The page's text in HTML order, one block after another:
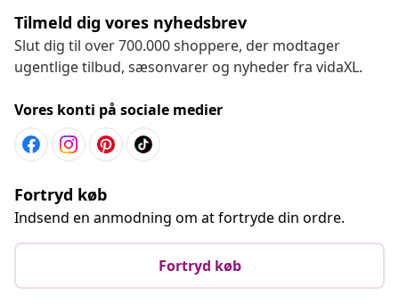
Tilmeld dig vores nyhedsbrev
Slut dig til over 700.000 shoppere, der modtager
ugentlige tilbud, sæsonvarer og nyheder fra vidaXL.
Vores konti på sociale medier
Fortryd køb
Indsend en anmodning om at fortryde din ordre.
Fortryd køb